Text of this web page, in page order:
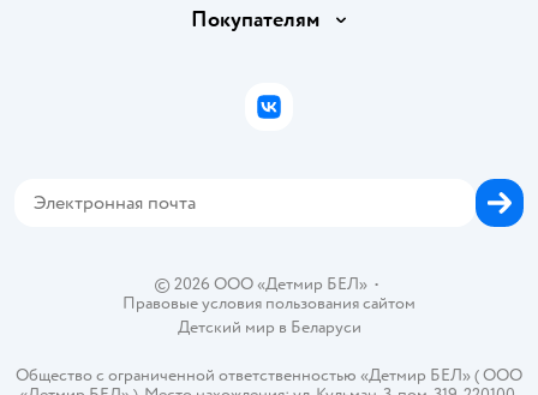
Правила продажи
Политика использования файлов cookie
Вакансии
Покупателям
Бонусные карты
© 2026 ООО «Детмир БЕЛ»•
Правовые условия пользования сайтом
Детский мир в Беларуси
Общество с ограниченной ответственностью «Детмир БЕЛ» ( ООО
ВКонтакте